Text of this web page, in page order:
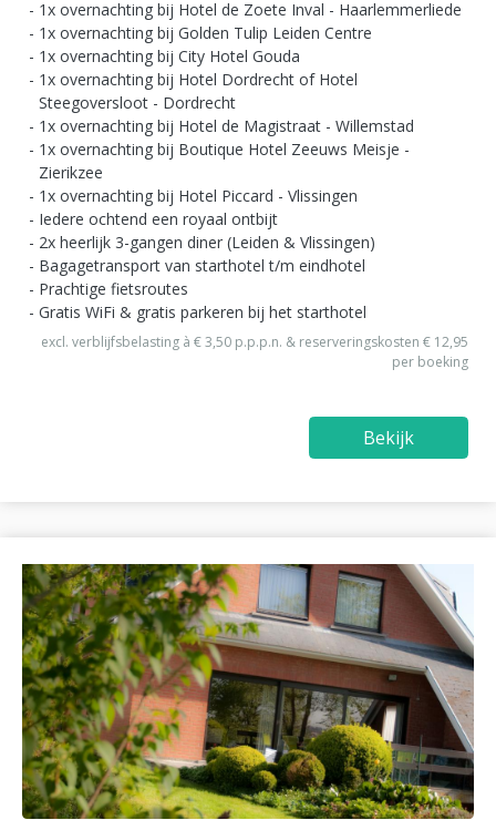
1x overnachting bij Hotel de Zoete Inval - Haarlemmerliede
1x overnachting bij Golden Tulip Leiden Centre
1x overnachting bij City Hotel Gouda
1x overnachting bij Hotel Dordrecht of Hotel
Steegoversloot - Dordrecht
1x overnachting bij Hotel de Magistraat - Willemstad
1x overnachting bij Boutique Hotel Zeeuws Meisje -
Zierikzee
1x overnachting bij Hotel Piccard - Vlissingen
Iedere ochtend een royaal ontbijt
2x heerlijk 3-gangen diner (Leiden & Vlissingen)
Bagagetransport van starthotel t/m eindhotel
Prachtige fietsroutes
Gratis WiFi & gratis parkeren bij het starthotel
excl. verblijfsbelasting à € 3,50 p.p.p.n. & reserveringskosten € 12,95
per boeking
Bekijk